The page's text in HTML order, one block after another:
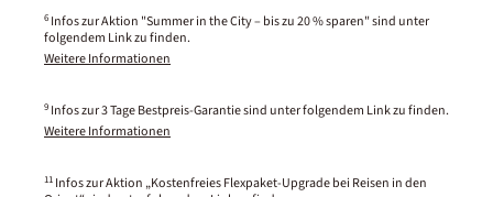
6 Infos zur Aktion "Summer in the City – bis zu 20 % sparen" sind unter
folgendem Link zu finden.
Weitere Informationen
9 Infos zur 3 Tage Bestpreis-Garantie sind unter folgendem Link zu finden.
Weitere Informationen
11 Infos zur Aktion „Kostenfreies Flexpaket-Upgrade bei Reisen in den